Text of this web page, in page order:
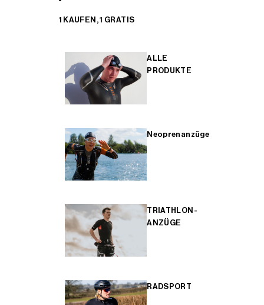
1 KAUFEN, 1 GRATIS
ALLE
PRODUKTE
Neoprenanzüge
TRIATHLON-
ANZÜGE
RADSPORT